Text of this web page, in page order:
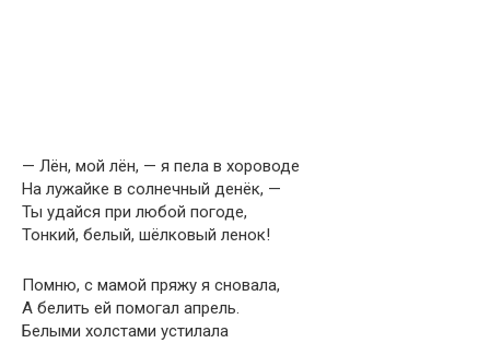
— Лён, мой лён, — я пела в хороводе
На лужайке в солнечный денёк, —
Ты удайся при любой погоде,
Тонкий, белый, шёлковый ленок!
Помню, с мамой пряжу я сновала,
А белить ей помогал апрель.
Белыми холстами устилала